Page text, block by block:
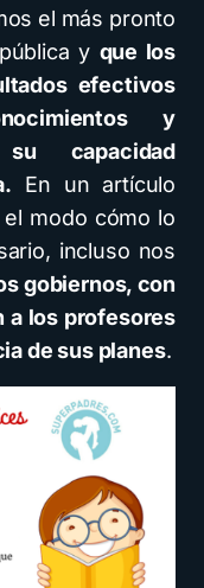
el más pronto
y que los
efectivos
y
su capacidad
En un artículo
modo cómo lo
incluso nos
gobiernos, con
a los profesores
de sus planes.